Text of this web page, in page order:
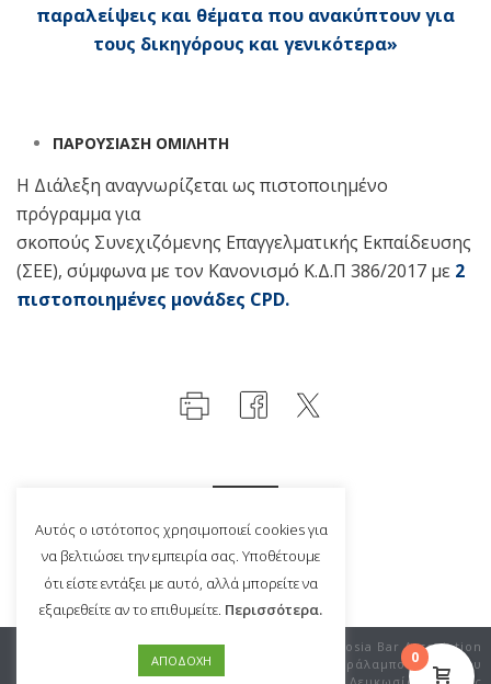
παραλείψεις και θέματα που ανακύπτουν για
τους δικηγόρους και γενικότερα»
ΠΑΡΟΥΣΙΑΣΗ ΟΜΙΛΗΤΗ
Η Διάλεξη αναγνωρίζεται ως πιστοποιημένο
πρόγραμμα για
σκοπούς Συνεχιζόμενης Επαγγελματικής Εκπαίδευσης
(ΣΕΕ), σύμφωνα με τον Κανονισμό Κ.Δ.Π 386/2017 με 2
πιστοποιημένες μονάδες CPD.
©Copyright 2020 Nicosia Bar
Privacy Policy
Nicosia Bar Association
Χαράλαμπου Μούσκου
0
Αυτός ο ιστότοπος χρησιμοποιεί cookies για
να βελτιώσει την εμπειρία σας. Υποθέτουμε
ότι είστε εντάξει με αυτό, αλλά μπορείτε να
εξαιρεθείτε αν το επιθυμείτε. Περισσότερα.
ΑΠΟΔΟΧΗ